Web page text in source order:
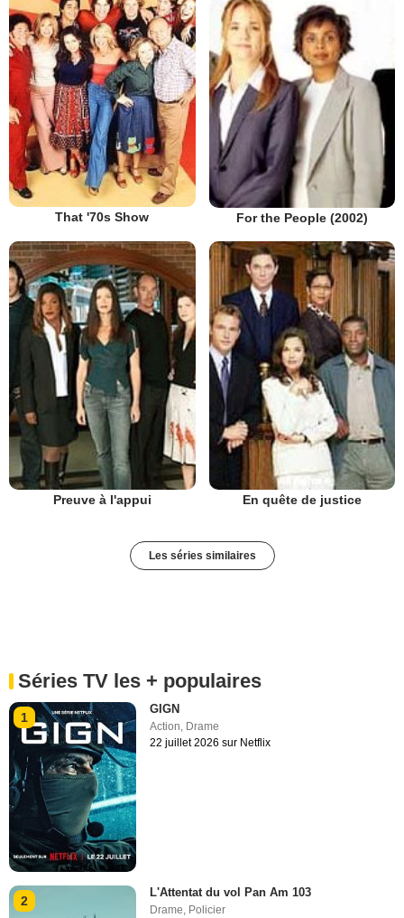
That '70s Show For the People (2002)
Preuve à l'appui En quête de justice
Les séries similaires
Séries TV les + populaires
1
GIGN
Action, Drame
22 juillet 2026 sur Netflix
2
L'Attentat du vol Pan Am 103
Drame, Policier